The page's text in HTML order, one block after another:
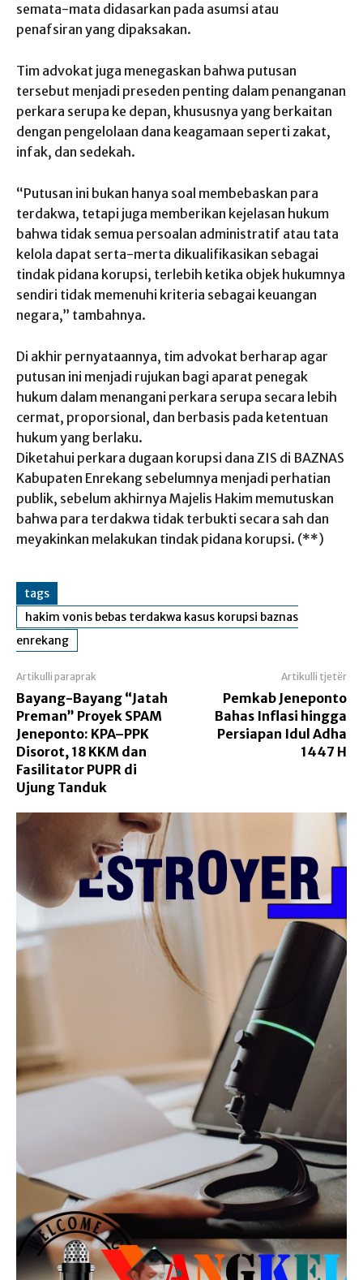
semata-mata didasarkan pada asumsi atau
penafsiran yang dipaksakan.
Tim advokat juga menegaskan bahwa putusan
tersebut menjadi preseden penting dalam penanganan
perkara serupa ke depan, khususnya yang berkaitan
dengan pengelolaan dana keagamaan seperti zakat,
infak, dan sedekah.
“Putusan ini bukan hanya soal membebaskan para
terdakwa, tetapi juga memberikan kejelasan hukum
bahwa tidak semua persoalan administratif atau tata
kelola dapat serta-merta dikualifikasikan sebagai
tindak pidana korupsi, terlebih ketika objek hukumnya
sendiri tidak memenuhi kriteria sebagai keuangan
negara,” tambahnya.
Di akhir pernyataannya, tim advokat berharap agar
putusan ini menjadi rujukan bagi aparat penegak
hukum dalam menangani perkara serupa secara lebih
cermat, proporsional, dan berbasis pada ketentuan
hukum yang berlaku.
Diketahui perkara dugaan korupsi dana ZIS di BAZNAS
Kabupaten Enrekang sebelumnya menjadi perhatian
publik, sebelum akhirnya Majelis Hakim memutuskan
bahwa para terdakwa tidak terbukti secara sah dan
meyakinkan melakukan tindak pidana korupsi. (**)
tags
hakim vonis bebas terdakwa kasus korupsi baznas
enrekang
Artikulli paraprak
Bayang-Bayang “Jatah
Preman” Proyek SPAM
Jeneponto: KPA–PPK
Disorot, 18 KKM dan
Fasilitator PUPR di
Ujung Tanduk
Artikulli tjetër
Pemkab Jeneponto
Bahas Inflasi hingga
Persiapan Idul Adha
1447 H